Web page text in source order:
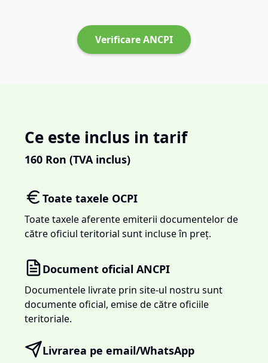
Verificare ANCPI
Ce este inclus in tarif
160 Ron (TVA inclus)
Toate taxele OCPI
Toate taxele aferente emiterii documentelor de
către oficiul teritorial sunt incluse în preț.
Document oficial ANCPI
Documentele livrate prin site-ul nostru sunt
documente oficial, emise de către oficiile
teritoriale.
Livrarea pe email/WhatsApp